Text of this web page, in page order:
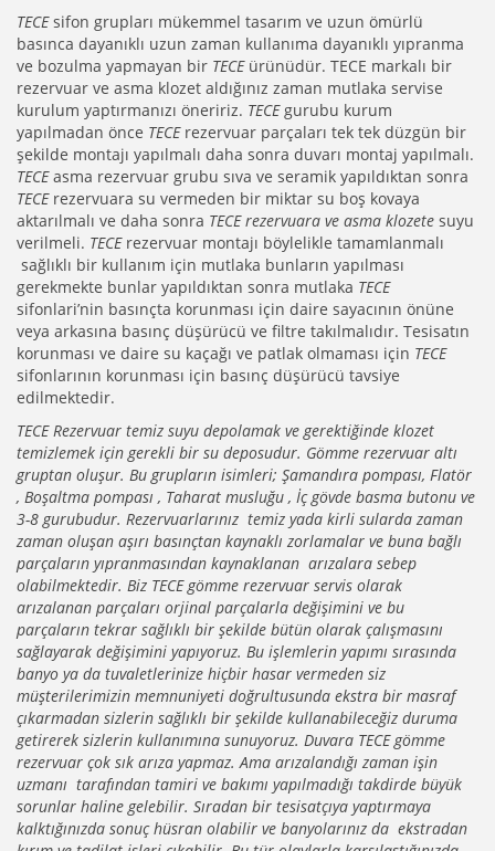
TECEsifon grupları mükemmel tasarım ve uzun ömürlü
basınca dayanıklı uzun zaman kullanıma dayanıklı yıpranma
ve bozulma yapmayan bir TECE ürünüdür. TECE markalı bir
rezervuar ve asma klozet aldığınız zaman mutlaka servise
kurulum yaptırmanızı öneririz. TECEgurubu kurum
yapılmadan önce TECE rezervuar parçaları tek tek düzgün bir
şekilde montajı yapılmalı daha sonra duvarı montaj yapılmalı.
TECEasma rezervuar grubu sıva ve seramik yapıldıktan sonra
TECE rezervuara su vermeden bir miktar su boş kovaya
aktarılmalı ve daha sonra TECE rezervuara ve asma klozete suyu
verilmeli. TECE rezervuar montajı böylelikle tamamlanmalı
sağlıklı bir kullanım için mutlaka bunların yapılması
gerekmekte bunlar yapıldıktan sonra mutlaka TECE
sifonlari’nin basınçta korunması için daire sayacının önüne
veya arkasına basınç düşürücü ve filtre takılmalıdır. Tesisatın
korunması ve daire su kaçağı ve patlak olmaması için TECE
sifonlarının korunması için basınç düşürücü tavsiye
edilmektedir.
TECE Rezervuar temiz suyu depolamak ve gerektiğinde klozet
temizlemek için gerekli bir su deposudur. Gömme rezervuar altı
gruptan oluşur. Bu grupların isimleri; Şamandıra pompası, Flatör
, Boşaltma pompası , Taharat musluğu , İç gövde basma butonu ve
3-8 gurubudur. Rezervuarlarınız temiz yada kirli sularda zaman
zaman oluşan aşırı basınçtan kaynaklı zorlamalar ve buna bağlı
parçaların yıpranmasından kaynaklanan arızalara sebep
olabilmektedir. Biz TECE gömme rezervuar servis olarak
arızalanan parçaları orjinal parçalarla değişimini ve bu
parçaların tekrar sağlıklı bir şekilde bütün olarak çalışmasını
sağlayarak değişimini yapıyoruz. Bu işlemlerin yapımı sırasında
banyo ya da tuvaletlerinize hiçbir hasar vermeden siz
müşterilerimizin memnuniyeti doğrultusunda ekstra bir masraf
çıkarmadan sizlerin sağlıklı bir şekilde kullanabileceğiz duruma
getirerek sizlerin kullanımına sunuyoruz. Duvara TECE gömme
rezervuar çok sık arıza yapmaz. Ama arızalandığı zaman işin
uzmanı tarafından tamiri ve bakımı yapılmadığı takdirde büyük
sorunlar haline gelebilir. Sıradan bir tesisatçıya yaptırmaya
kalktığınızda sonuç hüsran olabilir ve banyolarınız da ekstradan